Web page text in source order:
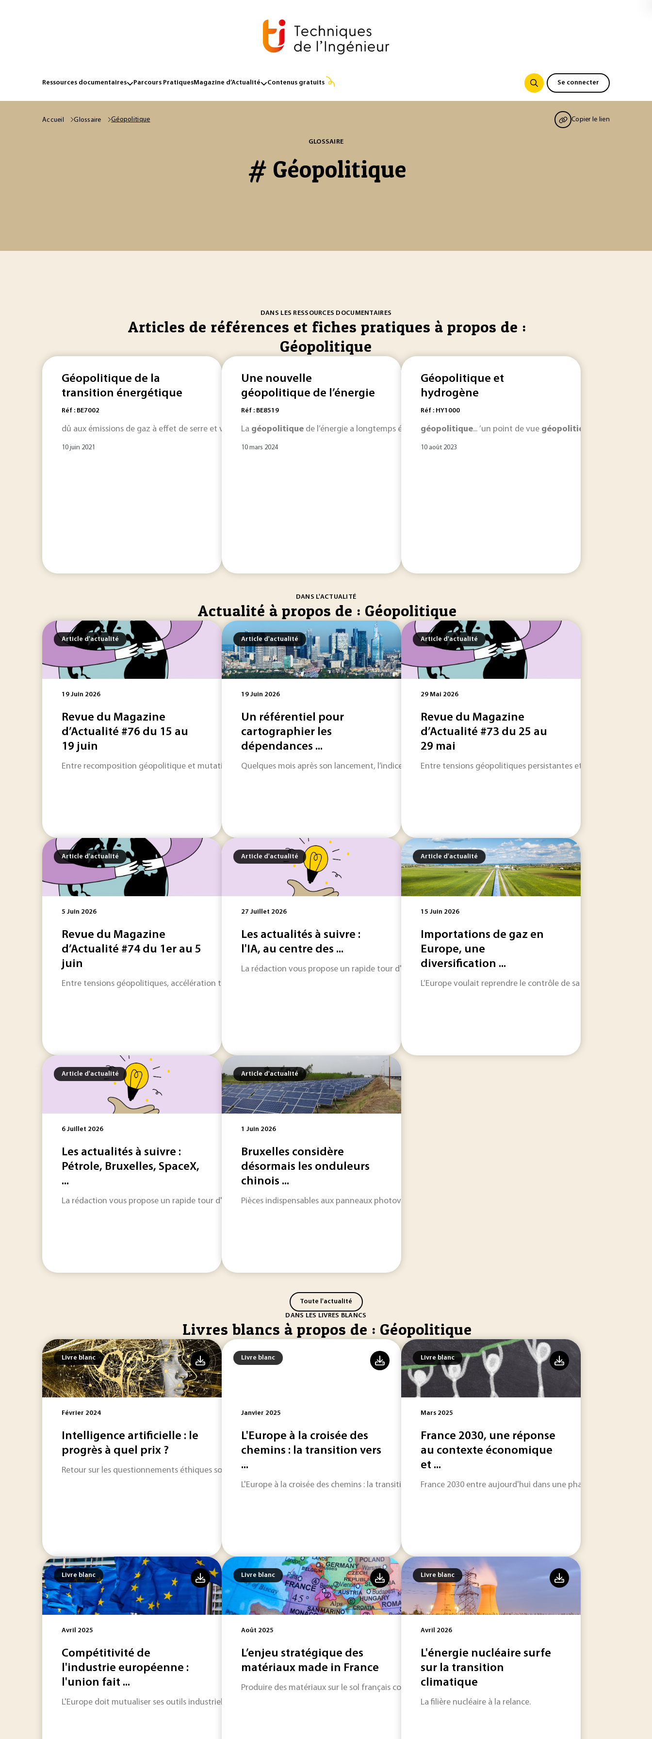
Ressources documentaires Parcours PratiquesMagazine d’Actualité Contenus gratuits Se connecter
Accueil Glossaire Géopolitique Copier le lien
GLOSSAIRE
# Géopolitique
DANS LES RESSOURCES DOCUMENTAIRES
Articles de références et fiches pratiques à propos de :
Géopolitique
Géopolitique de la
transition énergétique
Réf : BE7002
dû aux émissions de gaz à effet de serre et va avoir de fortes répercussionsgéopolitiques. Elle sera sans doute...géopolitiquecar toute l’économie en dépend.
10 juin 2021
Une nouvelle
géopolitique de l’énergie
Réf : BE8519
La géopolitique de l’énergie a longtemps été et reste encore largement une géopolitiquedu pétrole... de
10 mars 2024
Géopolitique et
hydrogène
Réf : HY1000
géopolitique... ’un point de vue géopolitique
10 août 2023
DANS L'ACTUALITÉ
Actualité à propos de : Géopolitique
Article d'actualité
19 Juin 2026
Revue du Magazine
d’Actualité #76 du 15 au
19 juin
Entre recomposition géopolitique et mutation industrielle, l’actualité de la semaine met en lumière des dépendances technologiques et énergétiques en pleine...
Article d'actualité
19 Juin 2026
Un référentiel pour
cartographier les
dépendances ...
Quelques mois après son lancement, l’indice de résilience numérique commence à installer un nouveau
Article d'actualité
29 Mai 2026
Revue du Magazine
d’Actualité #73 du 25 au
29 mai
Entre tensions géopolitiques persistantes et transformations
Article d'actualité
5 Juin 2026
Revue du Magazine
d’Actualité #74 du 1er au 5
juin
Entre tensions géopolitiques, accélération technologique et défis industriels, l’actualité met en lumière une industrie européenne en mutation.
Article d'actualité
27 Juillet 2026
Les actualités à suivre :
l'IA, au centre des ...
La rédaction vous propose un rapide tour d'horizon sur les informations qui feront l'actualité industrielle dans
Article d'actualité
15 Juin 2026
Importations de gaz en
Europe, une
diversification ...
L’Europe voulait reprendre le contrôle de sa sécurité
Article d'actualité
6 Juillet 2026
Les actualités à suivre :
Pétrole, Bruxelles, SpaceX,
...
La rédaction vous propose un rapide tour d'horizon sur les informations qui feront l'actualité industrielle dans les jours et les semaines à venir.
Article d'actualité
1 Juin 2026
Bruxelles considère
désormais les onduleurs
chinois ...
Pièces indispensables aux panneaux photovoltaïques, les onduleurs solaires sont devenus un sujet de sécurité
Toute l'actualité
DANS LES LIVRES BLANCS
Livres blancs à propos de : Géopolitique
Livre blanc
Février 2024
Intelligence artificielle : le
progrès à quel prix ?
Retour sur les questionnements éthiques soulevés par l’IA et des pistes de solution pour une IA plus responsable.
Livre blanc
Janvier 2025
L'Europe à la croisée des
chemins : la transition vers
...
L'Europe à la croisée des chemins : la transition vers une mobilité verte
Livre blanc
Mars 2025
France 2030, une réponse
au contexte économique
et ...
France 2030 entre aujourd'hui dans une phase cruciale.
Livre blanc
Avril 2025
Compétitivité de
l'industrie européenne :
l'union fait ...
L'Europe doit mutualiser ses outils industriels pour gagner en compétitivité.
Livre blanc
Août 2025
L’enjeu stratégique des
matériaux made in France
Produire des matériaux sur le sol français constitue un enjeu industriel et de souveraineté essentiel.
Livre blanc
Avril 2026
L'énergie nucléaire surfe
sur la transition
climatique
La filière nucléaire à la relance.